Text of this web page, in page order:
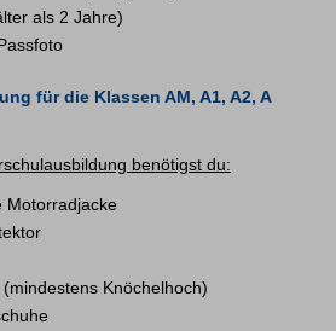
als 2 Jahre)
für die Klassen AM, A1, A2, A
benötigst du:
Motorradjacke
Knöchelhoch)